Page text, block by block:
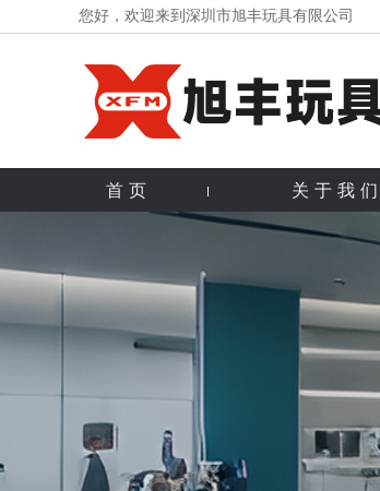
您好，欢迎来到深圳市旭丰玩具有限公司
首页 关于我们